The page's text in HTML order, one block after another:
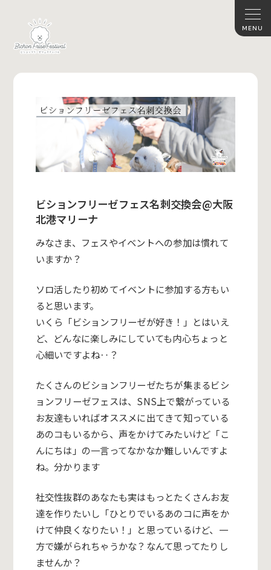
ビションフリーゼフェス名刺交換会@大阪
北港マリーナ
みなさま、フェスやイベントへの参加は慣れて
いますか？
ソロ活したり初めてイベントに参加する方もい
ると思います。
いくら「ビションフリーゼが好き！」とはいえ
ど、どんなに楽しみにしていても内心ちょっと
心細いですよね‥？
たくさんのビションフリーゼたちが集まるビシ
ョンフリーゼフェスは、SNS上で繋がっている
お友達もいればオススメに出てきて知っている
あのコもいるから、声をかけてみたいけど「こ
んにちは」の一言ってなかなか難しいんですよ
ね。分かります
社交性抜群のあなたも実はもっとたくさんお友
達を作りたいし「ひとりでいるあのコに声をか
けて仲良くなりたい！」と思っているけど、一
方で嫌がられちゃうかな？なんて思ってたりし
ませんか？